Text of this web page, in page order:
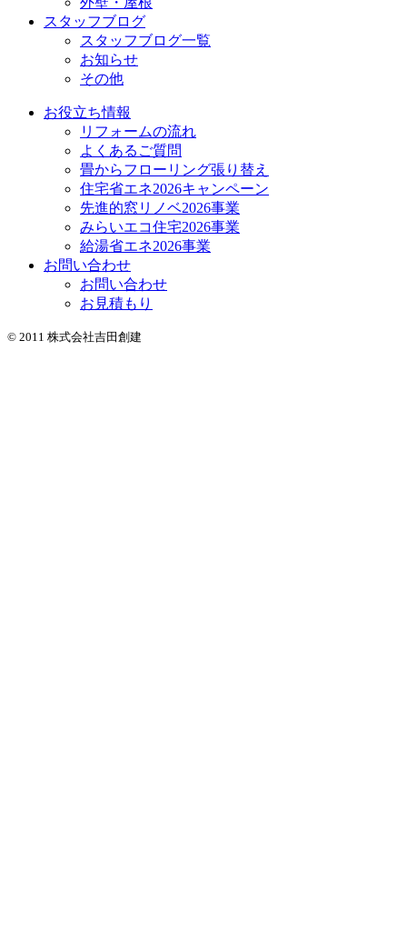
スタッフブログ
スタッフブログ一覧
お知らせ
その他
お役立ち情報
リフォームの流れ
よくあるご質問
畳からフローリング張り替え
住宅省エネ2026キャンペーン
先進的窓リノベ2026事業
みらいエコ住宅2026事業
給湯省エネ2026事業
お問い合わせ
お問い合わせ
お見積もり
© 2011 株式会社吉田創建